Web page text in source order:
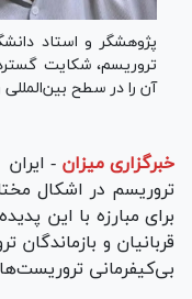
پژوهشگر و استاد
تروریسم، شکایت
آن را در سطح
خبرگزاری میزان -
تروریسم در اشکال
برای مبارزه با این
قربانیان و
بی‌کیفرمانی